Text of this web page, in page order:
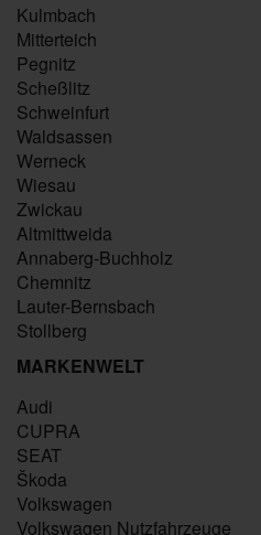
Kulmbach
Mitterteich
Pegnitz
Scheßlitz
Schweinfurt
Waldsassen
Werneck
Wiesau
Zwickau
Altmittweida
Annaberg-Buchholz
Chemnitz
Lauter-Bernsbach
Stollberg
MARKENWELT
Audi
CUPRA
SEAT
Škoda
Volkswagen
Volkswagen Nutzfahrzeuge